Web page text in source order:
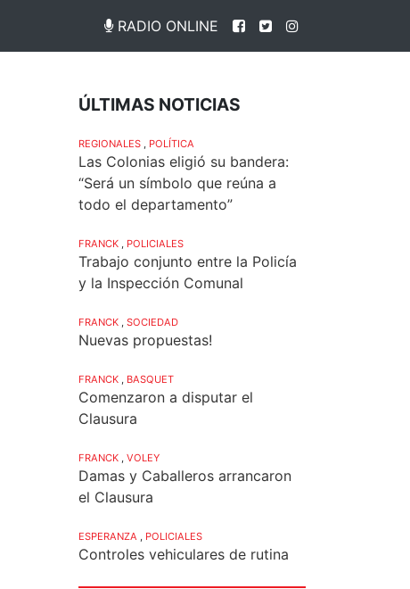
RADIO ONLINE
ÚLTIMAS NOTICIAS
REGIONALES POLÍTICA
Las Colonias eligió su bandera:
“Será un símbolo que reúna a
todo el departamento”
FRANCK POLICIALES
Trabajo conjunto entre la Policía
y la Inspección Comunal
FRANCK SOCIEDAD
Nuevas propuestas!
FRANCK BASQUET
Comenzaron a disputar el
Clausura
FRANCK VOLEY
Damas y Caballeros arrancaron
el Clausura
ESPERANZA POLICIALES
Controles vehiculares de rutina